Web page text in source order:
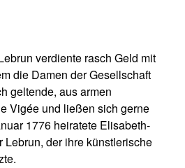
verdiente rasch Geld mit
die Damen der Gesellschaft
geltende, aus armen
Vigée und ließen sich gerne
1776 heiratete Elisabeth-
der ihre künstlerische